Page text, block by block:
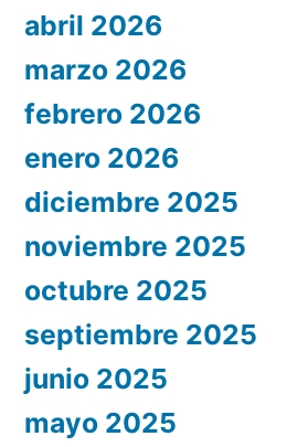
abril 2026
marzo 2026
febrero 2026
enero 2026
diciembre 2025
noviembre 2025
octubre 2025
septiembre 2025
junio 2025
mayo 2025